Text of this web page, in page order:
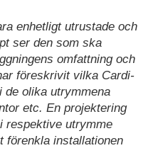
enhetligt utrustade och
ser den som ska
omfattning och
föreskrivit vilka Cardi-
de olika utrymmena
etc. En projektering
respektive utrymme
förenkla installationen